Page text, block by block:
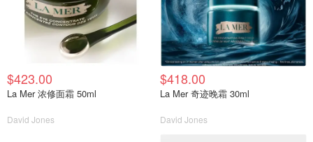
$423.00
La Mer 浓修面霜 50ml
David Jones
$418.00
La Mer 奇迹晚霜 30ml
David Jones